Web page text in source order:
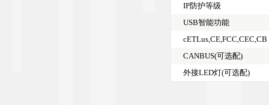
IP防护等级
USB智能功能
cETLus,CE,FCC,CEC,CB
CANBUS(可选配)
外接LED灯(可选配)